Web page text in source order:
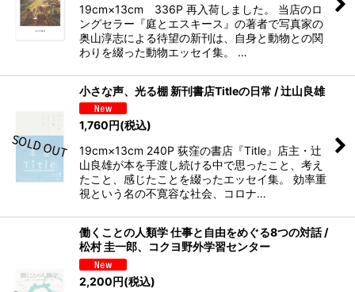
19cm×13cm 336P 再入荷しました。 当店のロ
ングセラー『庭とエスキース』の著者で写真家の
奥山淳志による待望の新刊は、自身と動物との関
わりを綴った動物エッセイ集。 …
小さな声、光る棚 新刊書店Titleの日常 / 辻山良雄
1,760円(税込)
19cm×13cm 240P 荻窪の書店『Title』店主・辻
山良雄が本を手渡し続ける中で思ったこと、考え
たこと、感じたことを綴ったエッセイ集。 効率重
視という名の不寛容な社会、コロナ…
働くことの人類学 仕事と自由をめぐる8つの対話 /
松村 圭一郎、コクヨ野外学習センター
2,200円(税込)